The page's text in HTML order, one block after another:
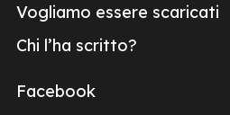
Vogliamo essere scaricati
Chi l’ha scritto?
Facebook